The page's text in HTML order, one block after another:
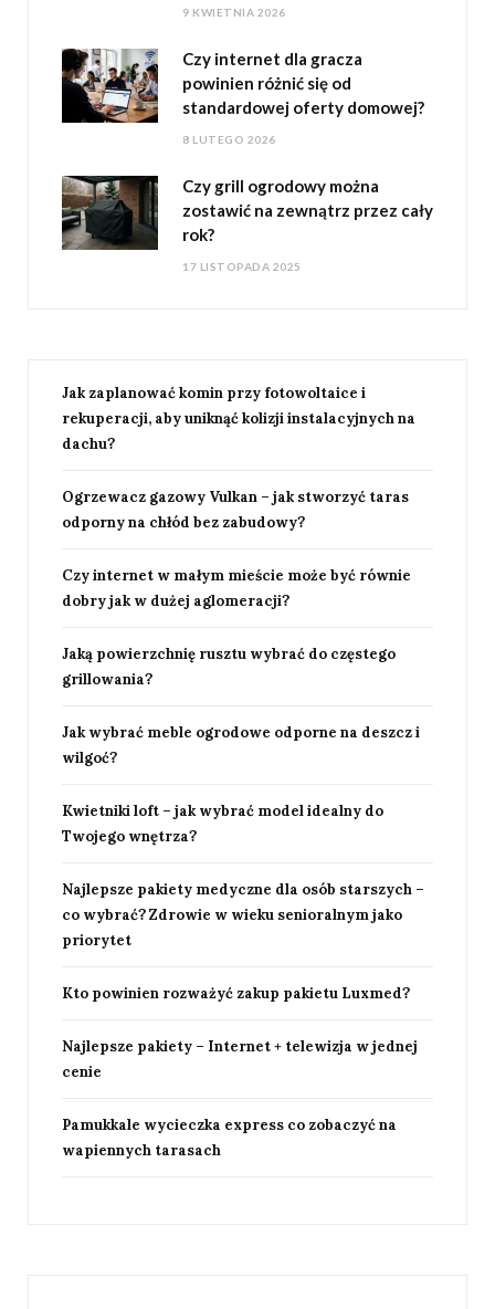
9 KWIETNIA 2026
Czy internet dla gracza
powinien różnić się od
standardowej oferty domowej?
8 LUTEGO 2026
Czy grill ogrodowy można
zostawić na zewnątrz przez cały
rok?
17 LISTOPADA 2025
Jak zaplanować komin przy fotowoltaice i
rekuperacji, aby uniknąć kolizji instalacyjnych na
dachu?
Ogrzewacz gazowy Vulkan – jak stworzyć taras
odporny na chłód bez zabudowy?
Czy internet w małym mieście może być równie
dobry jak w dużej aglomeracji?
Jaką powierzchnię rusztu wybrać do częstego
grillowania?
Jak wybrać meble ogrodowe odporne na deszcz i
wilgoć?
Kwietniki loft – jak wybrać model idealny do
Twojego wnętrza?
Najlepsze pakiety medyczne dla osób starszych –
co wybrać? Zdrowie w wieku senioralnym jako
priorytet
Kto powinien rozważyć zakup pakietu Luxmed?
Najlepsze pakiety – Internet + telewizja w jednej
cenie
Pamukkale wycieczka express co zobaczyć na
wapiennych tarasach